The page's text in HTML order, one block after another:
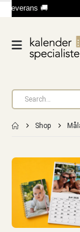
leverans 🚚
Shop